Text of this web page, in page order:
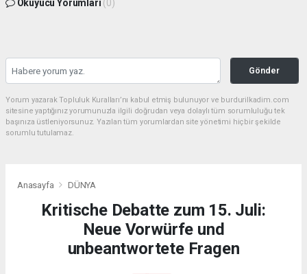
Okuyucu Yorumları (0)
Gönder
Yorum yazarak Topluluk Kuralları’nı kabul etmiş bulunuyor ve burdurilkadim.com
sitesine yaptığınız yorumunuzla ilgili doğrudan veya dolaylı tüm sorumluluğu tek
başınıza üstleniyorsunuz. Yazılan tüm yorumlardan site yönetimi hiçbir şekilde
sorumlu tutulamaz.
Anasayfa DÜNYA
Kritische Debatte zum 15. Juli:
Neue Vorwürfe und
unbeantwortete Fragen